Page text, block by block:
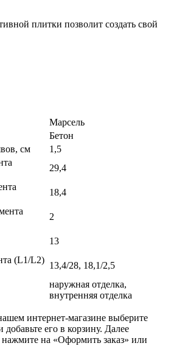
плитки позволит создать свой
Марсель
Бетон
см
1,5
29,4
18,4
2
13
(L1/L2)
13,4/28, 18,1/2,5
наружная отделка,
внутренняя отделка
интернет-магазине выберите
его в корзину. Далее
на «Оформить заказ» или